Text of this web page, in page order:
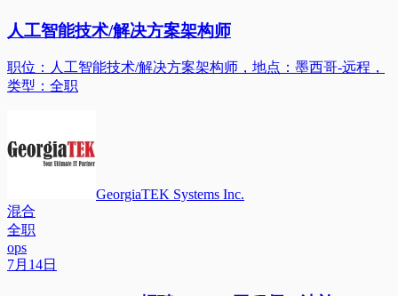
人工智能技术/解决方案架构师
职位：人工智能技术/解决方案架构师，地点：墨西哥-远程，
类型：全职
GeorgiaTEK Systems Inc.
混合
全职
ops
7月14日